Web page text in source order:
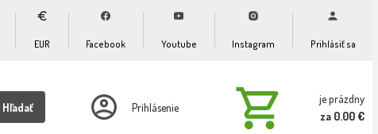
EUR Facebook Youtube Instagram Prihlásiť sa
Hľadať Prihlásenie
je prázdny
za 0.00 €